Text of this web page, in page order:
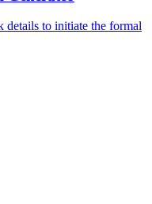
details to initiate the formal